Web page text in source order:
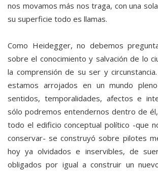
nos movamos más nos traga, con una
su superficie todo es llamas.
Como Heidegger, no debemos
sobre el conocimiento y salvación de lo
la comprensión de su ser y
estamos arrojados en un mundo
sentidos, temporalidades, afectos e
sólo podremos entendernos dentro de
todo el edificio conceptual político -que
conservar- se construyó sobre pilotes
hoy ya olvidados e inservibles, de
obligados por igual a construir un